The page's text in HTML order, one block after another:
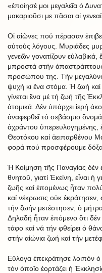
«ἐποίησέ μοι μεγαλεῖα ὁ
μακαριοῦσι με πᾶσαι αἱ
Οἱ αἰῶνες πού πέρασαν
αὐτούς λόγους. Μυριάδες
γενεῶν γονατίζουν εὐλαβικά,
μπροστά στήν
προσώπου της. Τήν
ψυχή κι ἓνα στόμα. Ἡ ζωή
γίνεται ἓνα μέ τή ζωή τῆς
ἀτομικά. Δέν ὑπάρχει ἱερή
ἀναφερθεῖ τό σεβάσμιο
ἀχράντου
Θεοτόκου καί ἀειπαρθένου
φορά πού προσφέρουμε δόξα
Ἡ Κοίμηση τῆς Παναγίας δέν
θνητοῦ, γιατί Ἐκείνη, εἶναι
ζωῆς καί ἐπομένως ἦταν
καί νέκρωσις οὐκ
τήν ζωήν μετέστησεν, ὁ
Δηλαδή ἦταν ἐπόμενο ὃτι
τάφο καί νά τήν φθείρει ὁ
στήν αἰώνια ζωή καί τήν
Εὒλογα ἐπεκράτησε λοιπόν
τόν ὁποῖο ἑορτάζει ἡ